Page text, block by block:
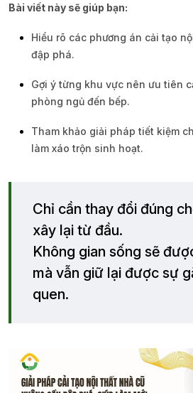
Bài viết này sẽ giúp bạn:
Hiểu rõ các phương án cải tạo
đập phá.
Gợi ý từng khu vực nên ưu tiên
phòng ngủ đến bếp.
Tham khảo giải pháp tiết kiệm
làm xáo trộn sinh hoạt.
Chỉ cần thay đổi đúng
xây lại từ đầu.
Không gian sống sẽ
mà vẫn giữ lại được sự
quen.